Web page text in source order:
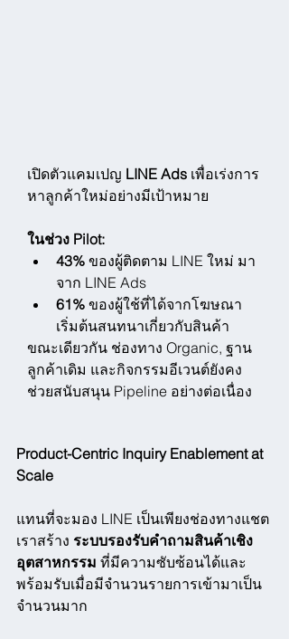
เปิดตัวแคมเปญ LINE Ads เพื่อเร่งการ
หาลูกค้าใหม่อย่างมีเป้าหมาย
ในช่วง Pilot:
43% ของผู้ติดตาม LINE ใหม่ มา
จาก LINE Ads
61% ของผู้ใช้ที่ได้จากโฆษณา
เริ่มต้นสนทนาเกี่ยวกับสินค้า
ขณะเดียวกัน ช่องทาง Organic, ฐาน
ลูกค้าเดิม และกิจกรรมอีเวนต์ยังคง
ช่วยสนับสนุน Pipeline อย่างต่อเนื่อง
Product-Centric Inquiry Enablement at
Scale
แทนที่จะมอง LINE เป็นเพียงช่องทางแชต
เราสร้าง ระบบรองรับคำถามสินค้าเชิง
อุตสาหกรรม ที่มีความซับซ้อนได้และ
พร้อมรับเมื่อมีจำนวนรายการเข้ามาเป็น
จำนวนมาก